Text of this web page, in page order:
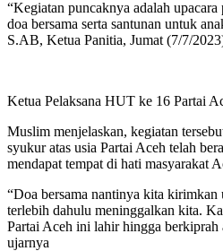
“Kegiatan puncaknya adalah upacara
doa bersama serta santunan untuk
S.AB, Ketua Panitia, Jumat (7/7/
Ketua Pelaksana HUT ke 16 Partai
Muslim menjelaskan, kegiatan
syukur atas usia Partai Aceh telah
mendapat tempat di hati masyarakat
“Doa bersama nantinya kita kirimkan
terlebih dahulu meninggalkan kita.
Partai Aceh ini lahir hingga berkiprah
ujarnya